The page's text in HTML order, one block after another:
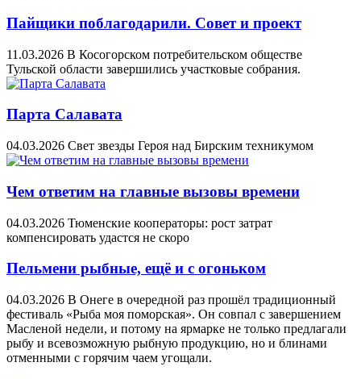
Пайщики поблагодарили. Совет и проект
11.03.2026 В Косогорском потребительском обществе
Тульской области завершились участковые собрания.
Парта Салавата​​​​​​​
04.03.2026 Свет звезды Героя над Бирским техникумом
Чем ответим на главные вызовы времени
04.03.2026 Тюменские кооператоры: рост затрат
компенсировать удастся не скоро
Пельмени рыбные, ещё и с огоньком
04.03.2026 В Онеге в очередной раз прошёл традиционный
фестиваль «Рыба моя поморская». Он совпал с завершением
Масленой недели, и потому на ярмарке не только предлагали
рыбу и всевозможную рыбную продукцию, но и блинами
отменными с горячим чаем угощали.